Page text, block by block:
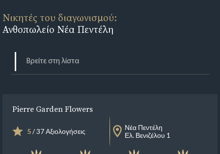
Νικητές του διαγωνισμού:
Ανθοπωλείο Νέα Πεντέλη
Pierre Garden Flowers
5/ 37 Αξιολογήσεις
Νέα Πεντέλη
Ελ. Βενιζέλου 1